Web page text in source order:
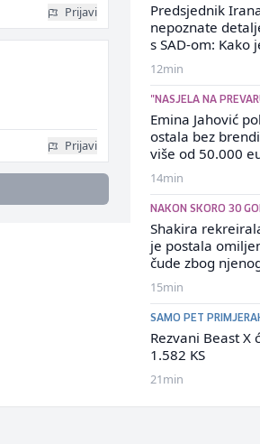
Prijavi
Prijavi
Predsjednik
nepoznate
s SAD-om: Kako
12min
"NASJELA NA
Emina Jahović
ostala bez
više od 50.000
14min
NAKON SKORO 30
Shakira
je postala
čude zbog
15min
SAMO PET
Rezvani Beast
1.582 KS
21min